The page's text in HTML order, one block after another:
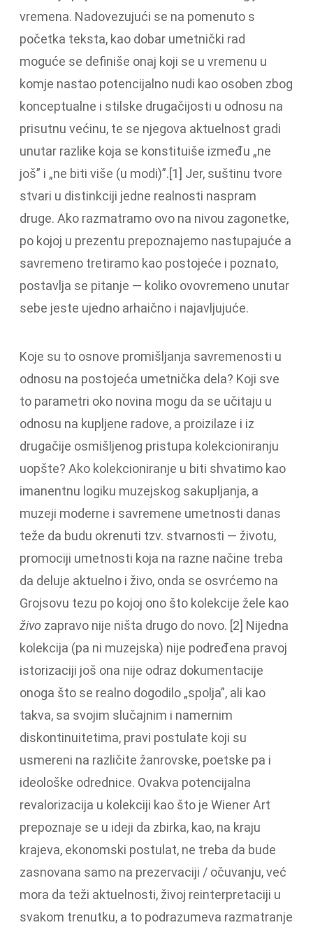
vremena. Nadovezujući se na pomenuto s
početka teksta, kao dobar umetnički rad
moguće se definiše onaj koji se u vremenu u
komje nastao potencijalno nudi kao osoben zbog
konceptualne i stilske drugačijosti u odnosu na
prisutnu većinu, te se njegova aktuelnost gradi
unutar razlike koja se konstituiše između „ne
još” i „ne biti više (u modi)”.[1] Jer, suštinu tvore
stvari u distinkciji jedne realnosti naspram
druge. Ako razmatramo ovo na nivou zagonetke,
po kojoj u prezentu prepoznajemo nastupajuće a
savremeno tretiramo kao postojeće i poznato,
postavlja se pitanje — koliko ovovremeno unutar
sebe jeste ujedno arhaično i najavljujuće.
Koje su to osnove promišljanja savremenosti u
odnosu na postojeća umetnička dela? Koji sve
to parametri oko novina mogu da se učitaju u
odnosu na kupljene radove, a proizilaze i iz
drugačije osmišljenog pristupa kolekcioniranju
uopšte? Ako kolekcioniranje u biti shvatimo kao
imanentnu logiku muzejskog sakupljanja, a
muzeji moderne i savremene umetnosti danas
teže da budu okrenuti tzv. stvarnosti — životu,
promociji umetnosti koja na razne načine treba
da deluje aktuelno i živo, onda se osvrćemo na
Grojsovu tezu po kojoj ono što kolekcije žele kao
živo zapravo nije ništa drugo do novo. [2] Nijedna
kolekcija (pa ni muzejska) nije podređena pravoj
istorizaciji još ona nije odraz dokumentacije
onoga što se realno dogodilo „spolja”, ali kao
takva, sa svojim slučajnim i namernim
diskontinuitetima, pravi postulate koji su
usmereni na različite žanrovske, poetske pa i
ideološke odrednice. Ovakva potencijalna
revalorizacija u kolekciji kao što je Wiener Art
prepoznaje se u ideji da zbirka, kao, na kraju
krajeva, ekonomski postulat, ne treba da bude
zasnovana samo na prezervaciji / očuvanju, već
mora da teži aktuelnosti, živoj reinterpretaciji u
svakom trenutku, a to podrazumeva razmatranje